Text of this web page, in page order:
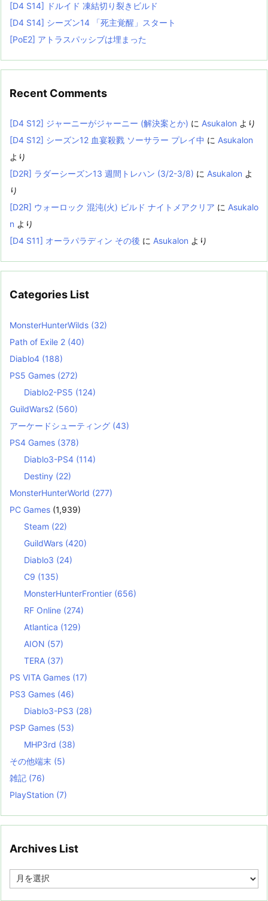
[D4 S14] ドルイド 凍結切り裂きビルド
[D4 S14] シーズン14 「死主覚醒」スタート
[PoE2] アトラスパッシブは埋まった
Recent Comments
[D4 S12] ジャーニーがジャーニー (解決案とか) に Asukalon より
[D4 S12] シーズン12 血宴殺戮 ソーサラー プレイ中 に Asukalon
より
[D2R] ラダーシーズン13 週間トレハン (3/2-3/8) に Asukalon よ
り
[D2R] ウォーロック 混沌(火) ビルド ナイトメアクリア に Asukalo
n より
[D4 S11] オーラパラディン その後 に Asukalon より
Categories List
MonsterHunterWilds (32)
Path of Exile 2 (40)
Diablo4 (188)
PS5 Games (272)
Diablo2-PS5 (124)
GuildWars2 (560)
アーケードシューティング (43)
PS4 Games (378)
Diablo3-PS4 (114)
Destiny (22)
MonsterHunterWorld (277)
PC Games (1,939)
Steam (22)
GuildWars (420)
Diablo3 (24)
C9 (135)
MonsterHunterFrontier (656)
RF Online (274)
Atlantica (129)
AION (57)
TERA (37)
PS VITA Games (17)
PS3 Games (46)
Diablo3-PS3 (28)
PSP Games (53)
MHP3rd (38)
その他端末 (5)
雑記 (76)
PlayStation (7)
Archives List